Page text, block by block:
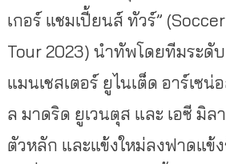
เกอร์ แชมเปี้ยนส์ ทัวร์”
Tour 2023) นำทัพโดยทีมระดั
แมนเชสเตอร์ ยูไนเต็ด อาร์เซน่
ล มาดริด ยูเวนตุส และ เอซี มิ
ตัวหลัก และแข้งใหม่ลงฟาดแข้